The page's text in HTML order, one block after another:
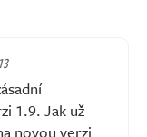
1.9. Jak už
novou verzi